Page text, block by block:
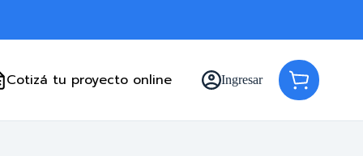
Cotizá tu proyecto online Ingresar
Carro
de